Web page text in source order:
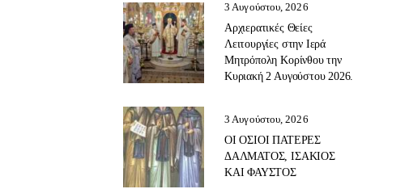
3 Αυγούστου, 2026
Αρχιερατικές Θείες
Λειτουργίες στην Ιερά
Μητρόπολη Κορίνθου την
Κυριακή 2 Αυγούστου 2026.
3 Αυγούστου, 2026
ΟΙ ΟΣΙΟΙ ΠΑΤΕΡΕΣ
ΔΑΛΜΑΤΟΣ, ΙΣΑΚΙΟΣ
ΚΑΙ ΦΑΥΣΤΟΣ